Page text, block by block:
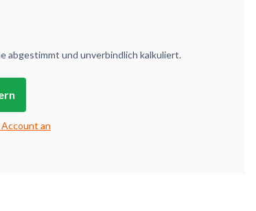
abgestimmt und unverbindlich kalkuliert.
an